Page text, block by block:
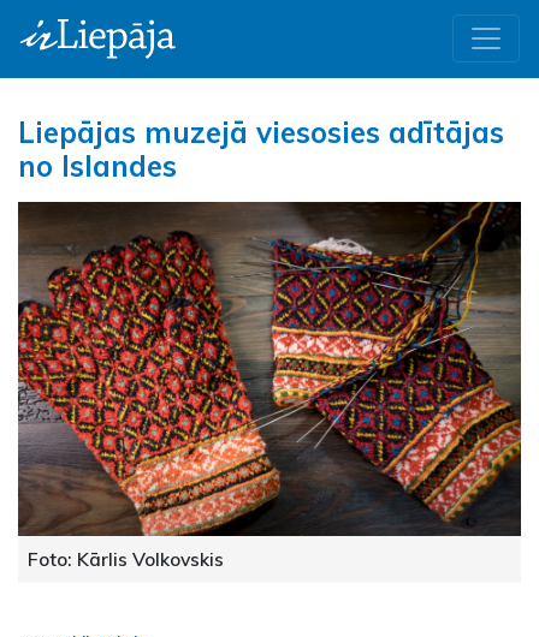
Liepājas muzejā viesosies adītājas
no Islandes
Foto: Kārlis Volkovskis